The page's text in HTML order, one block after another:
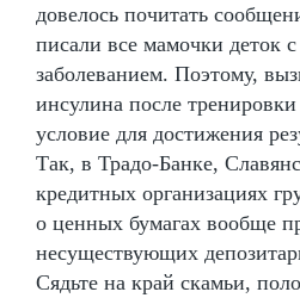
довелось почитать
писали все мамочки деток
заболеванием. Поэтому,
инсулина после
условие для достижения
Так, в Традо-Банке,
кредитных организациях
о ценных бумагах вообще
несуществующих
Сядьте на край скамьи,